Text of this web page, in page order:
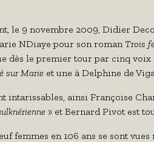
le 9 novembre 2009, Didier
NDiaye pour son romanTrois
dès le premier tour par cinq
sur Marie et une à Delphine de
intarissables, ainsi Françoise
» et Bernard Pivot est
femmes en 106 ans se sont